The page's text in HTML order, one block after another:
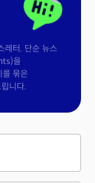
레터. 단순 뉴스
을
를 묶은
니다.